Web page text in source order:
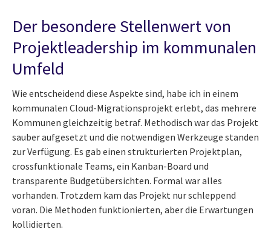
Der besondere Stellenwert von
Projektleadership im kommunalen
Umfeld
Wie entscheidend diese Aspekte sind, habe ich in einem
kommunalen Cloud-Migrationsprojekt erlebt, das mehrere
Kommunen gleichzeitig betraf. Methodisch war das Projekt
sauber aufgesetzt und die notwendigen Werkzeuge standen
zur Verfügung. Es gab einen strukturierten Projektplan,
crossfunktionale Teams, ein Kanban-Board und
transparente Budgetübersichten. Formal war alles
vorhanden. Trotzdem kam das Projekt nur schleppend
voran. Die Methoden funktionierten, aber die Erwartungen
kollidierten.